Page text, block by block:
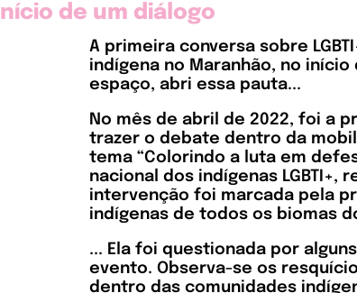
Início de um diálogo
A primeira conversa sobre
indígena no Maranhão, no início
espaço, abri essa pauta...
No mês de abril de 2022, foi a
trazer o debate dentro da
tema “Colorindo a luta em
nacional dos indígenas LGBTI+,
intervenção foi marcada pela
indígenas de todos os biomas
... Ela foi questionada por
evento. Observa-se os
dentro das comunidades